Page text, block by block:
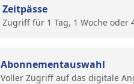
Zeitpässe
Zugriff für 1 Tag, 1 Woche oder
Abonnementauswahl
Voller Zugriff auf das digitale